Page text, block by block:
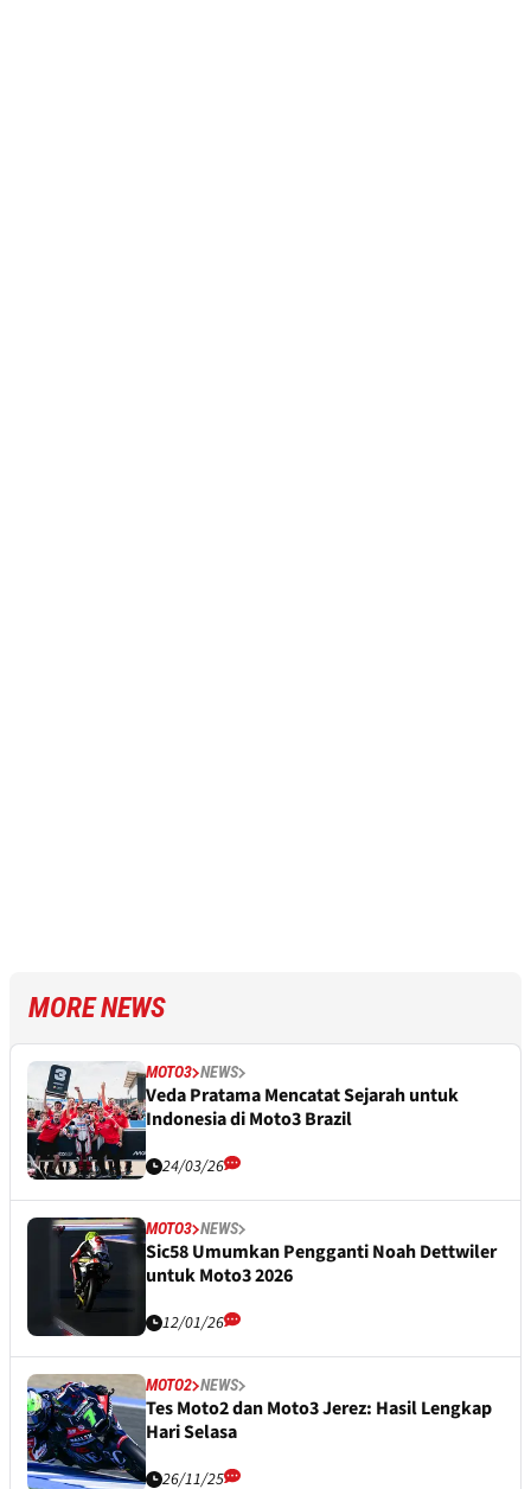
MORE NEWS
MOTO3 NEWS
Veda Pratama Mencatat Sejarah untuk
Indonesia di Moto3 Brazil
24/03/26
MOTO3 NEWS
Sic58 Umumkan Pengganti Noah Dettwiler
untuk Moto3 2026
12/01/26
MOTO2 NEWS
Tes Moto2 dan Moto3 Jerez: Hasil Lengkap
Hari Selasa
26/11/25